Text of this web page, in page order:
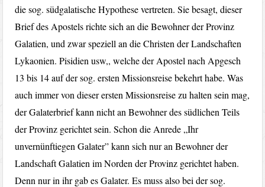
die sog. südgalatische Hypothese vertreten. Sie besagt, dieser
Brief des Apostels richte sich an die Bewohner der Provinz
Galatien, und zwar speziell an die Christen der Landschaften
Lykaonien. Pisidien usw,, welche der Apostel nach Apgesch
13 bis 14 auf der sog. ersten Missionsreise bekehrt habe. Was
auch immer von dieser ersten Missionsreise zu halten sein mag,
der Galaterbrief kann nicht an Bewohner des südlichen Teils
der Provinz gerichtet sein. Schon die Anrede „Ihr
unvernünftiegen Galater” kann sich nur an Bewohner der
Landschaft Galatien im Norden der Provinz gerichtet haben.
Denn nur in ihr gab es Galater. Es muss also bei der sog.